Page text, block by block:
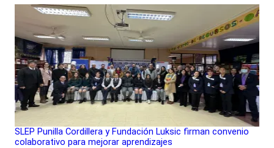
SLEP Punilla Cordillera y Fundación Luksic firman convenio
colaborativo para mejorar aprendizajes